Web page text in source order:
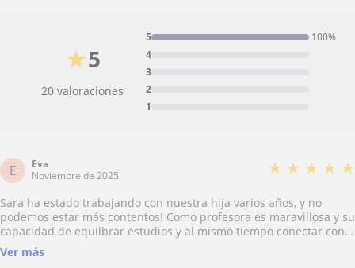
5
★
20 valoraciones
1
2
3
4
5 100%
E
Eva
Noviembre de 2025
★ ★ ★ ★ ★
Sara ha estado trabajando con nuestra hija varios años, y no
podemos estar más contentos! Como profesora es maravillosa y su
capacidad de equilbrar estudios y al mismo tiempo conectar con
el alumno, su estado de ánimo, sus capacidades y preocupaciones
es lo que hace que sea un apoyo holístico y de gran valor. Para
Ver más